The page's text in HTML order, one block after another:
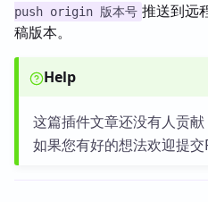
push origin 版本号 推送到远
稿版本。
Help
这篇插件文章还没有人贡献
如果您有好的想法欢迎提交